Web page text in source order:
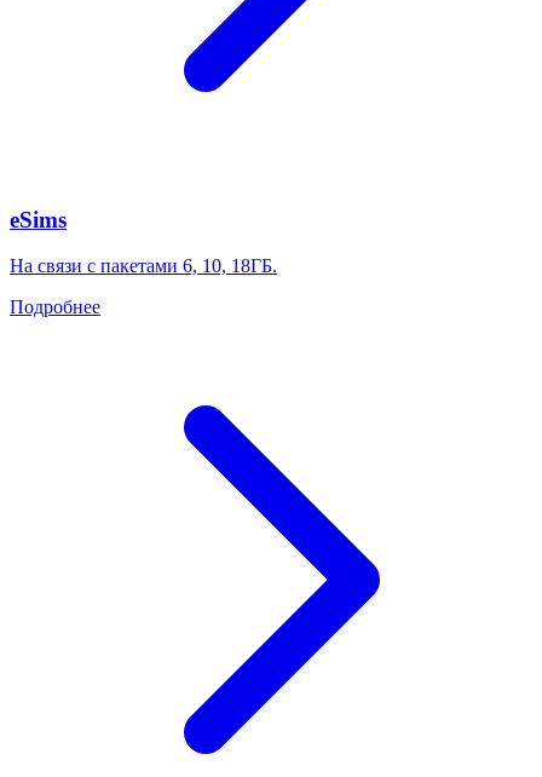
eSims
На связи с пакетами 6, 10, 18ГБ.
Подробнее